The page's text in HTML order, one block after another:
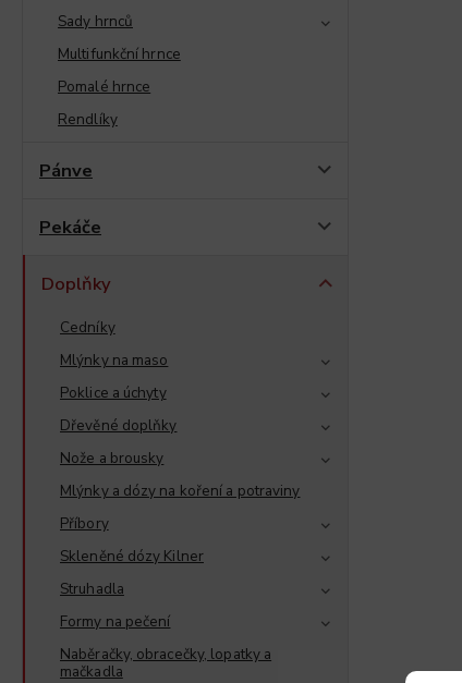
Sady hrnců
Multifunkční hrnce
Pomalé hrnce
Rendlíky
Pánve
Pekáče
Doplňky
Cedníky
Mlýnky na maso
Poklice a úchyty
Dřevěné doplňky
Nože a brousky
Mlýnky a dózy na koření a potraviny
Příbory
Skleněné dózy Kilner
Struhadla
Formy na pečení
Naběračky, obracečky, lopatky a
mačkadla